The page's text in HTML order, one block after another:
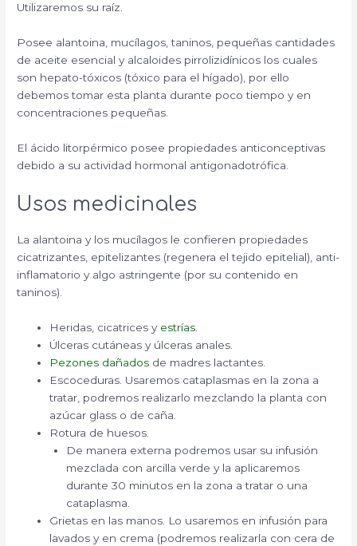
Utilizaremos su raíz.
Posee alantoina, mucílagos, taninos, pequeñas cantidades
de aceite esencial y alcaloides pirrolizidínicos los cuales
son hepato-tóxicos (tóxico para el hígado), por ello
debemos tomar esta planta durante poco tiempo y en
concentraciones pequeñas.
El ácido litorpérmico posee propiedades anticonceptivas
debido a su actividad hormonal antigonadotrófica.
Usos medicinales
La alantoina y los mucílagos le confieren propiedades
cicatrizantes, epitelizantes (regenera el tejido epitelial), anti-
inflamatorio y algo astringente (por su contenido en
taninos).
Heridas, cicatrices y estrías
Úlceras cutáneas y úlceras anales.
Pezones dañados de madres lactantes.
Escoceduras. Usaremos cataplasmas en la zona a
tratar, podremos realizarlo mezclando la planta con
azúcar glass o de caña.
Rotura de huesos.
De manera externa podremos usar su infusión
mezclada con arcilla verde y la aplicaremos
durante 30 minutos en la zona a tratar o una
cataplasma.
Grietas en las manos. Lo usaremos en infusión para
lavados y en crema (podremos realizarla con cera de